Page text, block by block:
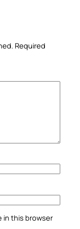
Required
in this browser